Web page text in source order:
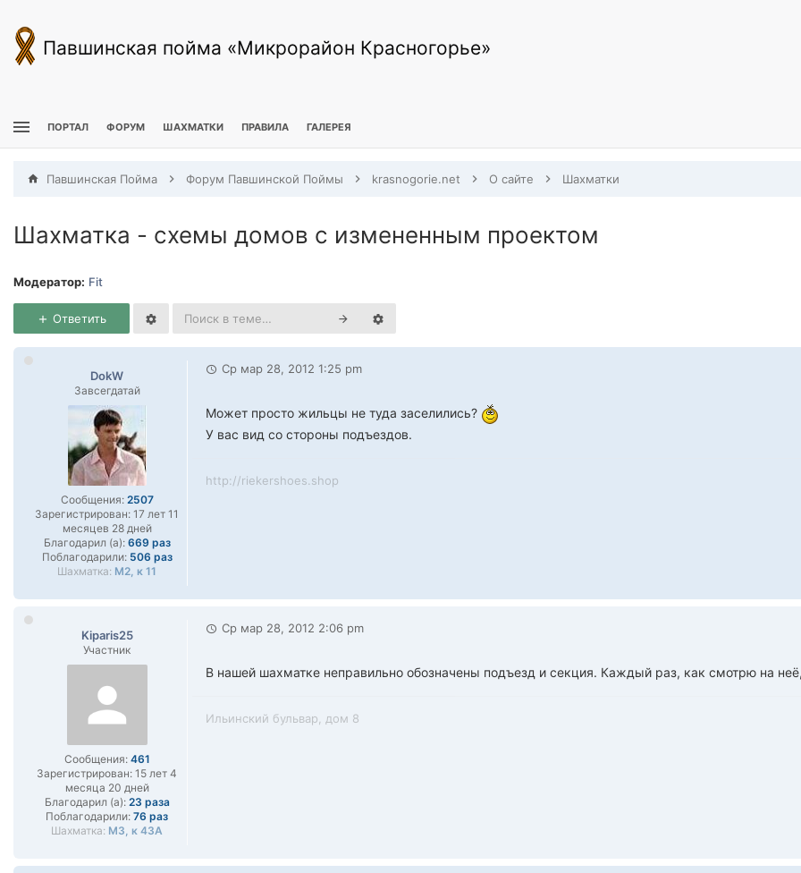
Павшинская пойма «Микрорайон Красногорье»
ПОРТАЛ ФОРУМ ШАХМАТКИ ПРАВИЛА ГАЛЕРЕЯ
Павшинская Пойма Форум Павшинской Поймы krasnogorie.net О сайте Шахматки
Шахматка - схемы домов с измененным проектом
Модератор: Fit
Ответить
DokW
Завсегдатай
Сообщения: 2507
Зарегистрирован: 17 лет 11
месяцев 28 дней
Благодарил (а): 669 раз
Поблагодарили: 506 раз
Шахматка: М2, к 11
Ср мар 28, 2012 1:25 pm
Может просто жильцы не туда заселились?
У вас вид со стороны подъездов.
http://riekershoes.shop
Kiparis25
Участник
Сообщения: 461
Зарегистрирован: 15 лет 4
месяца 20 дней
Благодарил (а): 23 раза
Поблагодарили: 76 раз
Шахматка: М3, к 43А
Ср мар 28, 2012 2:06 pm
В нашей шахматке неправильно обозначены подъезд и секция. Каждый раз, как смотрю на
Ильинский бульвар, дом 8